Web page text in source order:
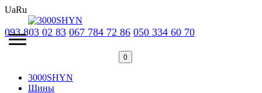
UaRu
093 803 02 83 067 784 72 86 050 334 60 70
0
3000SHYN
Шины